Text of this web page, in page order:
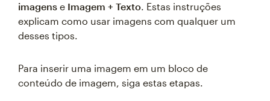
imagens e Imagem + Texto. Estas instruções
explicam como usar imagens com qualquer um
desses tipos.
Para inserir uma imagem em um bloco de
conteúdo de imagem, siga estas etapas.